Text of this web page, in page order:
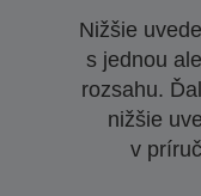
Nižšie
s jednou
rozsahu.
nižšie
v